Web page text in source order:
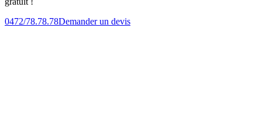
0472/78.78.78Demander un devis